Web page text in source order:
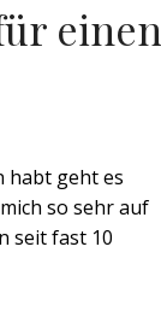
einen
habt geht es
so sehr auf
seit fast 10